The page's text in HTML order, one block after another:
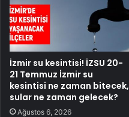
İzmir su kesintisi! İZSU 20-
21 Temmuz İzmir su
kesintisi ne zaman bitecek,
sular ne zaman gelecek?
Ağustos 6, 2026